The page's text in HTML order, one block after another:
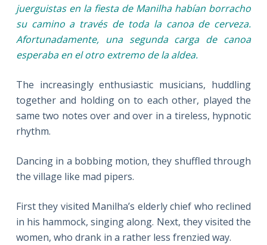
juerguistas en la fiesta de Manilha habían borracho
su camino a través de toda la canoa de cerveza.
Afortunadamente, una segunda carga de canoa
esperaba en el otro extremo de la aldea.
The increasingly enthusiastic musicians, huddling
together and holding on to each other, played the
same two notes over and over in a tireless, hypnotic
rhythm.
Dancing in a bobbing motion, they shuffled through
the village like mad pipers.
First they visited Manilha’s elderly chief who reclined
in his hammock, singing along. Next, they visited the
women, who drank in a rather less frenzied way.